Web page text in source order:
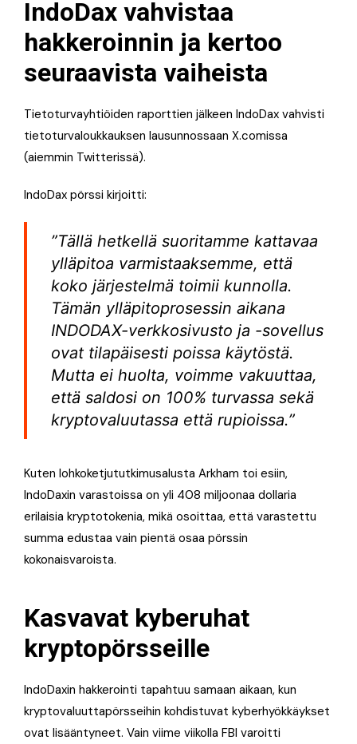
IndoDax vahvistaa
hakkeroinnin ja kertoo
seuraavista vaiheista
Tietoturvayhtiöiden raporttien jälkeen IndoDax vahvisti
tietoturvaloukkauksen lausunnossaan X.comissa
(aiemmin Twitterissä).
IndoDax pörssi kirjoitti:
”Tällä hetkellä suoritamme kattavaa
ylläpitoa varmistaaksemme, että
koko järjestelmä toimii kunnolla.
Tämän ylläpitoprosessin aikana
INDODAX-verkkosivusto ja -sovellus
ovat tilapäisesti poissa käytöstä.
Mutta ei huolta, voimme vakuuttaa,
että saldosi on 100% turvassa sekä
kryptovaluutassa että rupioissa.”
Kuten lohkoketjututkimusalusta Arkham toi esiin,
IndoDaxin varastoissa on yli 408 miljoonaa dollaria
erilaisia kryptotokenia, mikä osoittaa, että varastettu
summa edustaa vain pientä osaa pörssin
kokonaisvaroista.
Kasvavat kyberuhat
kryptopörsseille
IndoDaxin hakkerointi tapahtuu samaan aikaan, kun
kryptovaluuttapörsseihin kohdistuvat kyberhyökkäykset
ovat lisääntyneet. Vain viime viikolla FBI varoitti